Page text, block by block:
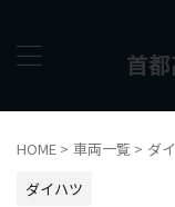
首
HOME > 車両一覧 > ダ
ダイハツ